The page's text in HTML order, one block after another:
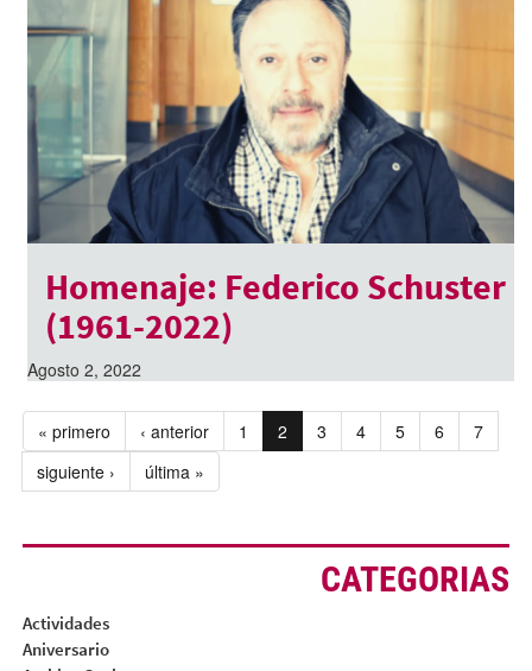
Homenaje: Federico Schuster
(1961-2022)
Agosto 2, 2022
« primero ‹ anterior 1 2 3 4 5 6
7
siguiente ›
última »
CATEGORIAS
Actividades
Aniversario